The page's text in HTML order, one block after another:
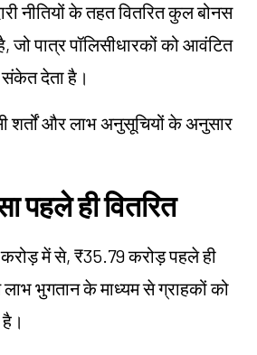
नीतियों के तहत वितरित कुल बोनस
जो पात्र पॉलिसीधारकों को आवंटित
संकेत देता है।
शर्तों और लाभ अनुसूचियों के अनुसार
पहले ही वितरित
में से, ₹35.79 करोड़ पहले ही
भुगतान के माध्यम से ग्राहकों को